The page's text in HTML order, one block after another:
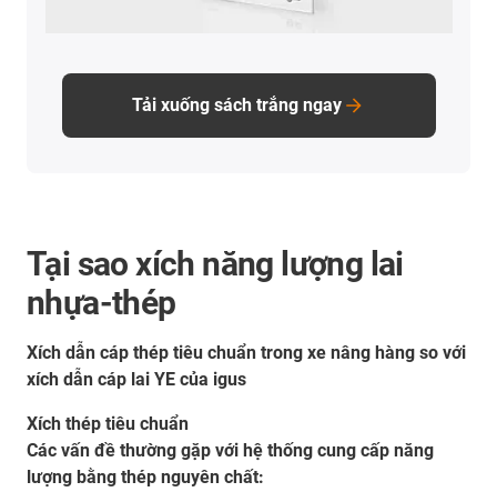
Tải xuống sách trắng ngay
Tại sao xích năng lượng lai
nhựa-thép
Xích dẫn cáp thép tiêu chuẩn trong xe nâng hàng so với
xích dẫn cáp lai YE của igus
Xích thép tiêu chuẩn
Các vấn đề thường gặp với hệ thống cung cấp năng
lượng bằng thép nguyên chất: